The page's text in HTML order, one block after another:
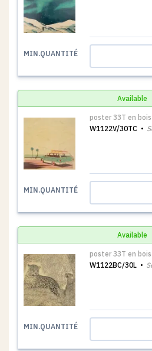
MIN.QUANTITÉ
Available
poster 33T en
W1122V/30TC
MIN.QUANTITÉ
Available
poster 33T en
W1122BC/30L
MIN.QUANTITÉ